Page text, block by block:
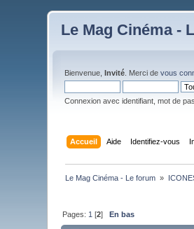
Le Mag Cinéma -
Bienvenue,Invité . Merci devous
Connexion avec identifiant, mot de
Accueil Aide Identifiez-vous
Le Mag Cinéma - Le forum »
Pages: 1 [2]En bas